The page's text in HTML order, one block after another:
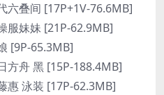
六叠间 [17P+1V-76.6MB]
服妹妹 [21P-62.9MB]
[9P-65.3MB]
方舟 黑 [15P-188.4MB]
惠 泳装 [17P-62.3MB]